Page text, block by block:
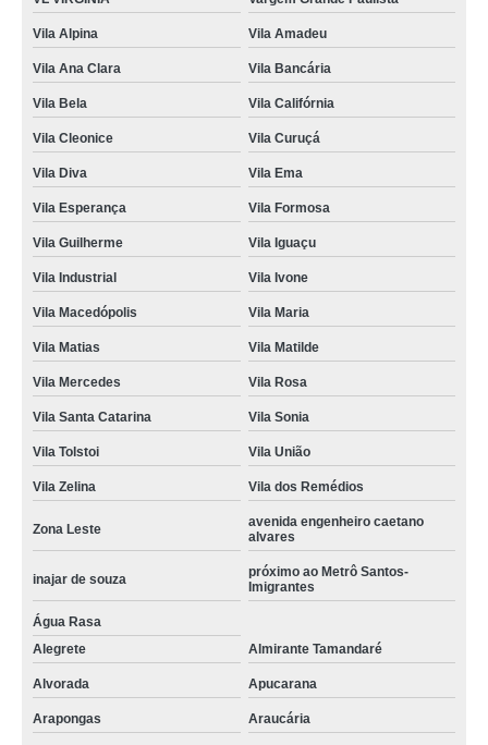
Vila Alpina Vila Amadeu
Vila Ana Clara Vila Bancária
Vila Bela Vila Califórnia
Vila Cleonice Vila Curuçá
Vila Diva Vila Ema
Vila Esperança Vila Formosa
Vila Guilherme Vila Iguaçu
Vila Industrial Vila Ivone
Vila Macedópolis Vila Maria
Vila Matias Vila Matilde
Vila Mercedes Vila Rosa
Vila Santa Catarina Vila Sonia
Vila Tolstoi Vila União
Vila Zelina Vila dos Remédios
Zona Leste
avenida engenheiro caetano
alvares
inajar de souza
próximo ao Metrô Santos-
Imigrantes
Água Rasa
Alegrete
Almirante Tamandaré
Alvorada Apucarana
Arapongas Araucária